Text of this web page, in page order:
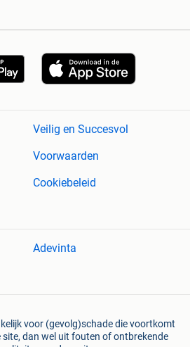
Veilig en Succesvol
Voorwaarden
Cookiebeleid
Adevinta
voor (gevolg)schade die voortkomt
site, dan wel uit fouten of ontbrekende